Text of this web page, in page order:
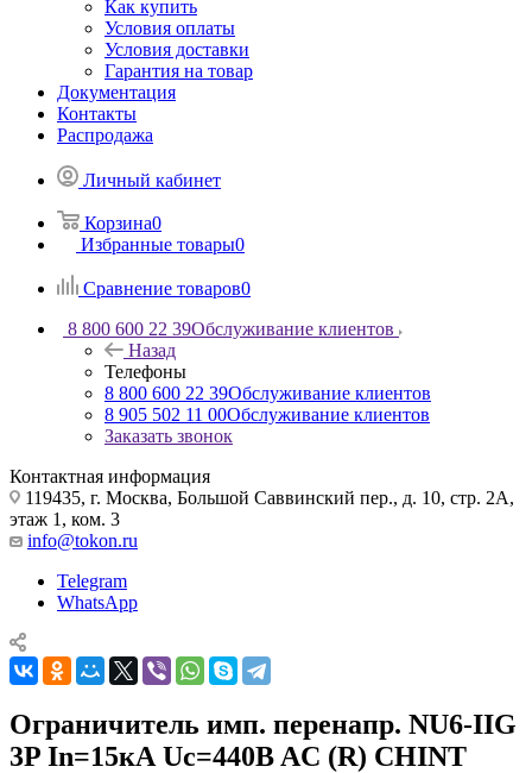
Как купить
Условия оплаты
Условия доставки
Гарантия на товар
Документация
Контакты
Распродажа
Личный кабинет
Корзина0
Избранные товары0
Сравнение товаров0
8 800 600 22 39Обслуживание клиентов
Назад
Телефоны
8 800 600 22 39Обслуживание клиентов
8 905 502 11 00Обслуживание клиентов
Заказать звонок
Контактная информация
119435, г. Москва, Большой Саввинский пер., д. 10, стр. 2А,
этаж 1, ком. 3
info@tokon.ru
Telegram
WhatsApp
Ограничитель имп. перенапр. NU6-IIG
3P In=15кА Uc=440B AC (R) CHINT